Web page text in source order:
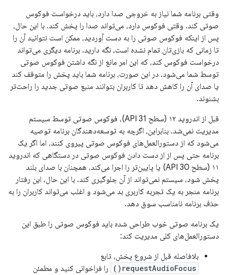
وقتی برنامه شما نیاز به خروجی صدا دارد، باید درخواست فوکوس
صوتی کند. وقتی فوکوس دارد، می‌تواند صدا را پخش کند. با این حال،
پس از اینکه فوکوس صوتی را به دست آوردید، ممکن است نتوانید آن را
تا زمانی که بازی‌تان تمام نشده است، نگه دارید. برنامه دیگری می‌تواند
درخواست فوکوس کند، که این امر مانع از نگه داشتن فوکوس صوتی
توسط شما می‌شود. در این صورت، برنامه شما باید پخش را متوقف کند
یا صدای آن را کاهش دهد تا کاربران بتوانند منبع صوتی جدید را راحت‌تر
بشنوند.
قبل از اندروید ۱۲ (سطح API 31)، فوکوس صوتی توسط سیستم
مدیریت نمی‌شد. بنابراین، اگرچه به توسعه‌دهندگان برنامه توصیه
می‌شود که از دستورالعمل‌های فوکوس صوتی پیروی کنند، اما اگر یک
برنامه حتی پس از از دست دادن فوکوس صوتی در دستگاهی که اندروید
۱۱ (سطح API 30) یا پایین‌تر را اجرا می‌کند، همچنان با صدای بلند
پخش شود، سیستم نمی‌تواند از آن جلوگیری کند. با این حال، این رفتار
برنامه منجر به یک تجربه کاربری بد می‌شود و اغلب می‌تواند کاربران را به
حذف برنامه نامناسب سوق دهد.
یک برنامه صوتی خوب طراحی شده باید فوکوس صوتی را طبق این
دستورالعمل‌های کلی مدیریت کند:
بلافاصله قبل از شروع پخش، تابع
requestAudioFocus()
را فراخوانی کنید و مطمئن